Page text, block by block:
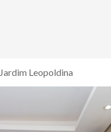
Jardim Leopoldina